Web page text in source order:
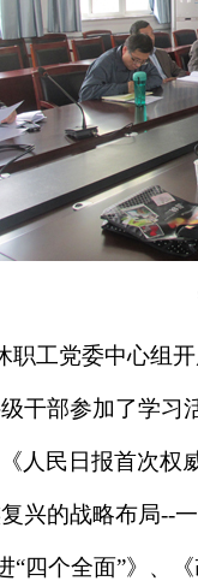
职工党委中心组
干部参加了学习
人民日报首次权
兴的战略布局--
“四个全面”》、